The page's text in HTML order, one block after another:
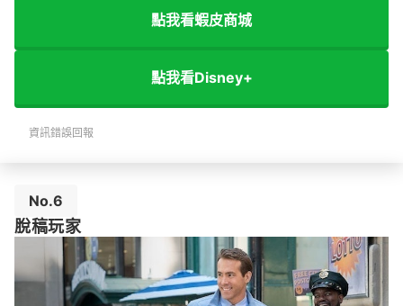
點我看蝦皮商城
點我看Disney+
資訊錯誤回報
No.6
脫稿玩家